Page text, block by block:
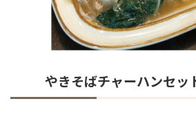
やきそばチャーハンセ